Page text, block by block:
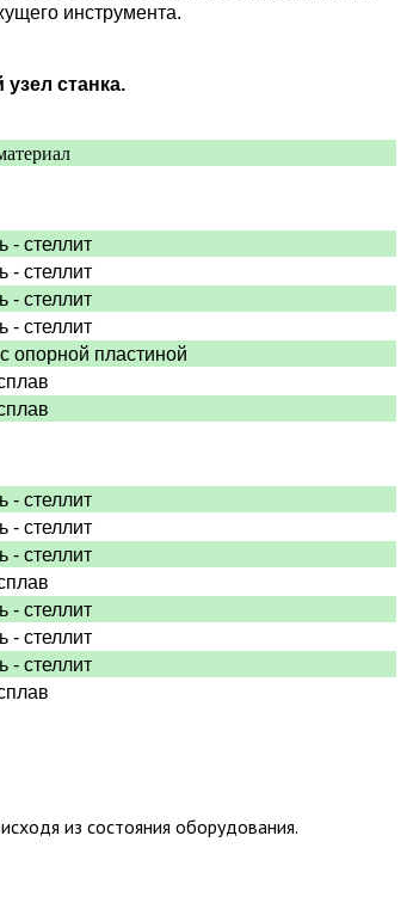
инструмента.
станка.
- стеллит
- стеллит
- стеллит
- стеллит
опорной пластиной
- стеллит
- стеллит
- стеллит
- стеллит
- стеллит
- стеллит
из состояния оборудования.